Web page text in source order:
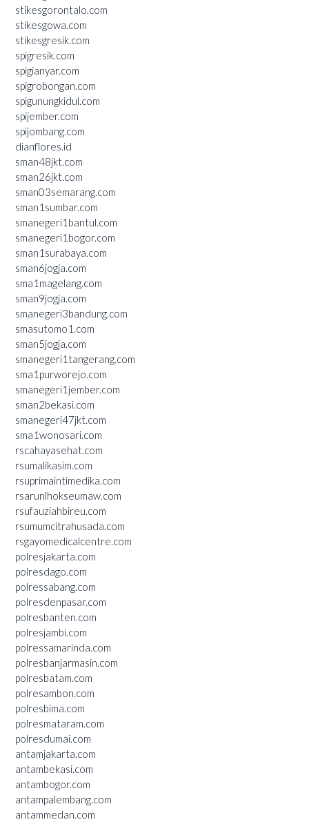
stikesgorontalo.com
stikesgowa.com
stikesgresik.com
spigresik.com
spigianyar.com
spigrobongan.com
spigunungkidul.com
spijember.com
spijombang.com
dianflores.id
sman48jkt.com
sman26jkt.com
sman03semarang.com
sman1sumbar.com
smanegeri1bantul.com
smanegeri1bogor.com
sman1surabaya.com
sman6jogja.com
sma1magelang.com
sman9jogja.com
smanegeri3bandung.com
smasutomo1.com
sman5jogja.com
smanegeri1tangerang.com
sma1purworejo.com
smanegeri1jember.com
sman2bekasi.com
smanegeri47jkt.com
sma1wonosari.com
rscahayasehat.com
rsumalikasim.com
rsuprimaintimedika.com
rsarunlhokseumaw.com
rsufauziahbireu.com
rsumumcitrahusada.com
rsgayomedicalcentre.com
polresjakarta.com
polresdago.com
polressabang.com
polresdenpasar.com
polresbanten.com
polresjambi.com
polressamarinda.com
polresbanjarmasin.com
polresbatam.com
polresambon.com
polresbima.com
polresmataram.com
polresdumai.com
antamjakarta.com
antambekasi.com
antambogor.com
antampalembang.com
antammedan.com